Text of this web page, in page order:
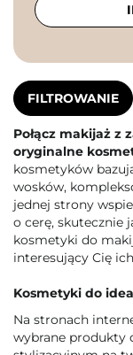
FILTROWANIE
Połącz makijaż z
oryginalne
kosmetyków
wosków,
jednej strony
o cerę, skutecznie
kosmetyki do
interesujący Cię
Kosmetyki do
Na stronach
wybrane produkty